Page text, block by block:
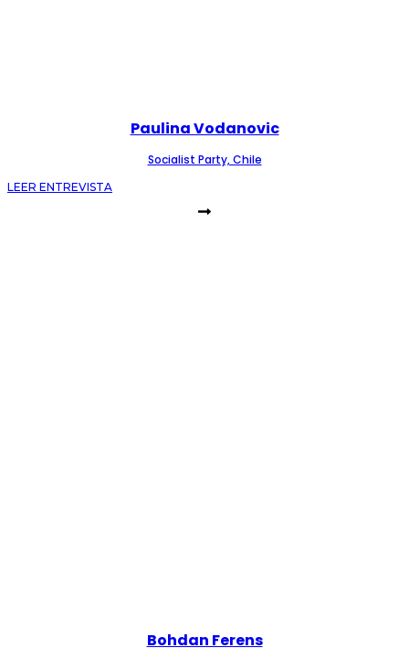
Paulina Vodanovic
Socialist Party, Chile
LEER ENTREVISTA
Bohdan Ferens